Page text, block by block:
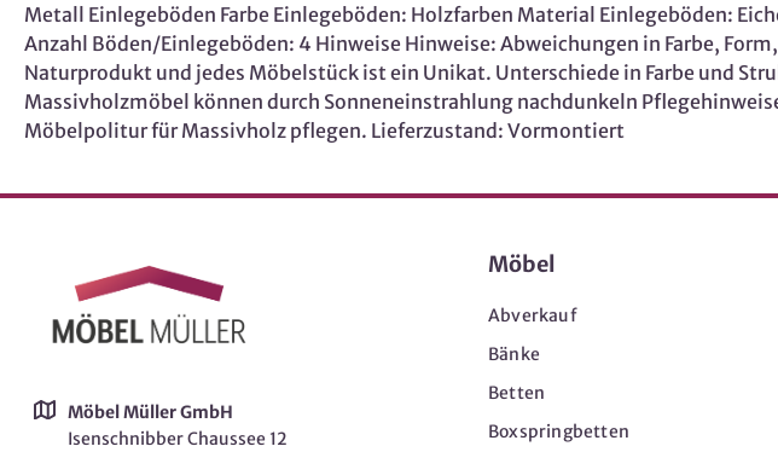
Metall Einlegeböden Farbe Einlegeböden: Holzfarben Material Einlegeböden:
Anzahl Böden/Einlegeböden: 4 Hinweise Hinweise: Abweichungen in Farbe,
Naturprodukt und jedes Möbelstück ist ein Unikat. Unterschiede in Farbe und
Massivholzmöbel können durch Sonneneinstrahlung nachdunkeln
Möbelpolitur für Massivholz pflegen. Lieferzustand: Vormontiert
Möbel Müller GmbH
Isenschnibber Chaussee 12
Möbel
Abverkauf
Bänke
Betten
Boxspringbetten